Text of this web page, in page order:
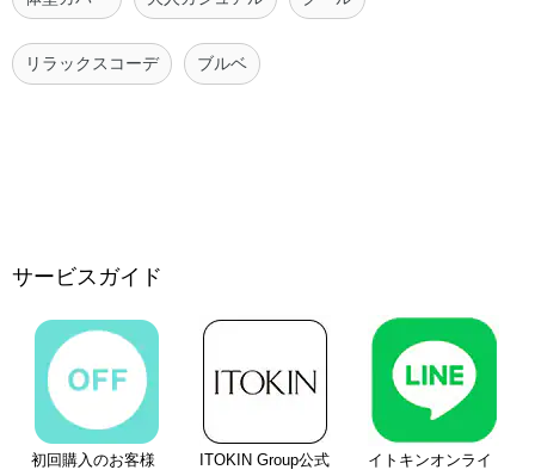
リラックスコーデ ブルベ
サービスガイド
初回購入のお客様
ITOKIN Group公式
イトキンオンライ